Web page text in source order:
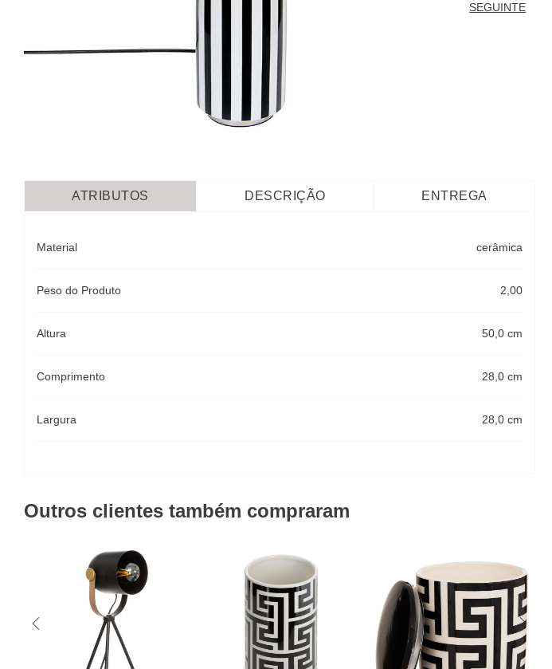
SEGUINTE
ATRIBUTOS DESCRIÇÃO ENTREGA
Material cerâmica
Peso do Produto 2,00
Altura 50,0 cm
Comprimento 28,0 cm
Largura 28,0 cm
Outros clientes também compraram